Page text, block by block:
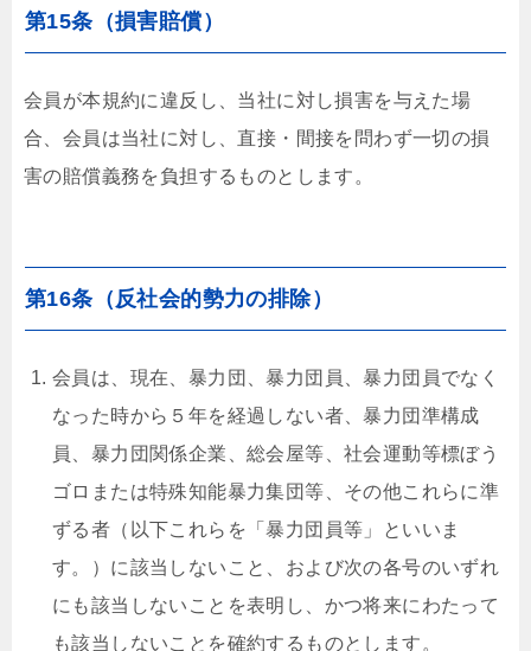
第15条（損害賠償）
会員が本規約に違反し、当社に対し損害を与えた場
合、会員は当社に対し、直接・間接を問わず一切の損
害の賠償義務を負担するものとします。
第16条（反社会的勢力の排除）
会員は、現在、暴力団、暴力団員、暴力団員でなく
なった時から５年を経過しない者、暴力団準構成
員、暴力団関係企業、総会屋等、社会運動等標ぼう
ゴロまたは特殊知能暴力集団等、その他これらに準
ずる者（以下これらを「暴力団員等」といいま
す。）に該当しないこと、および次の各号のいずれ
にも該当しないことを表明し、かつ将来にわたって
も該当しないことを確約するものとします。